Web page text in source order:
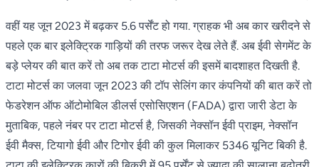
वहीं यह जून 2023 में बढ़कर 5.6 पर्सेंट हो गया. ग्राहक भी अब कार खरीदने से
पहले एक बार इलेक्ट्रिक गाड़ियों की तरफ जरूर देख लेते हैं. अब ईवी सेगमेंट के
बड़े प्लेयर की बात करें तो अब तक टाटा मोटर्स की इसमें बादशाहत दिखती है.
टाटा मोटर्स का जलवा जून 2023 की टॉप सेलिंग कार कंपनियों की बात करें तो
फेडरेशन ऑफ ऑटोमोबिल डीलर्स एसोसिएशन (FADA) द्वारा जारी डेटा के
मुताबिक, पहले नंबर पर टाटा मोटर्स है, जिसकी नेक्सॉन ईवी प्राइम, नेक्सॉन
ईवी मैक्स, टियागो ईवी और टिगोर ईवी की कुल मिलाकर 5346 यूनिट बिकी है.